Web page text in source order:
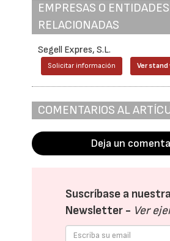
EMPRESAS O ENTIDADES
RELACIONADAS
Segell Expres, S.L.
Solicitar información Ver
COMENTARIOS AL
Deja un
Suscríbase a nuestra
Newsletter - Ver